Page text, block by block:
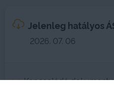
Jelenleg hatályos
2026. 07. 06
Kapcsolódó